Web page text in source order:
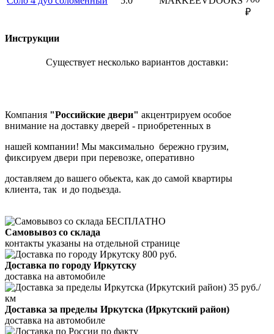
₽
Инструкции
Существует несколько вариантов доставки:
Компания "Российские двери" акцентрируем особое
внимание на доставку дверей - приобретенных в
нашей компании! Мы максимально бережно грузим,
фиксируем двери при перевозке, оперативно
доставляем до вашего обьекта, как до самой квартиры
клиента, так и до подьезда.
БЕСПЛАТНО
Самовывоз со склада
контакты указаны на отдельной странице
800 руб.
Доставка по городу Иркутску
доставка на автомобиле
35 руб./
км
Доставка за пределы Иркутска (Иркутский район)
доставка на автомобиле
по факту